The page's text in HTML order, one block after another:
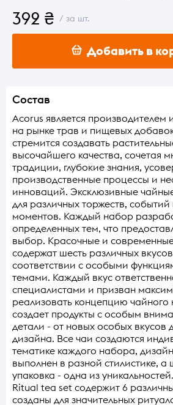
392 ₴ / за шт.
Добавить в
Состав
Acorus является производителем
на рынке трав и пищевых
стремится создавать
высочайшего качества, сочетая
традиции, глубокие знания,
производственные процессы и
инноваций. Эксклюзивные
для различных торжеств,
моментов. Каждый набор
определенных тем, что
выбор. Красочные и
содержат шесть различных
соответствии с особыми
темами. Каждый вкус
специалистами и призван
реализовать концепцию
создает продукты с особым
детали - от новых особых вкусов
дизайна. Все чаи создаются
тематике каждого набора,
выполнен в разной стилистике, а
упаковка - одна из
Ritual tea set содержит 6
созданы для значительных